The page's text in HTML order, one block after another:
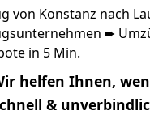
von Konstanz nach
➨
in 5 Min.
helfen Ihnen,
&